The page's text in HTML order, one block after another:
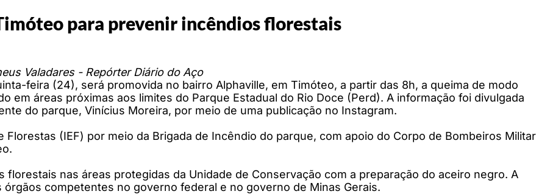
para prevenir incêndios florestais
Valadares - Repórter Diário do Aço
feira (24), será promovida no bairro Alphaville, em Timóteo, a partir das 8h, a queima de modo
em áreas próximas aos limites do Parque Estadual do Rio Doce (Perd). A informação foi divulgada
do parque, Vinícius Moreira, por meio de uma publicação no Instagram.
(IEF) por meio da Brigada de Incêndio do parque, com apoio do Corpo de Bombeiros Militar
nas áreas protegidas da Unidade de Conservação com a preparação do aceiro negro. A
competentes no governo federal e no governo de Minas Gerais.